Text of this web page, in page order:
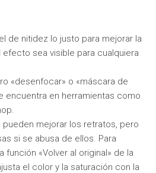
de nitidez lo justo para mejorar la
sea visible para cualquiera
«desenfocar» o «máscara de
encuentra en herramientas como
mejorar los retratos, pero
si se abusa de ellos. Para
función «Volver al original» de la
el color y la saturación con la